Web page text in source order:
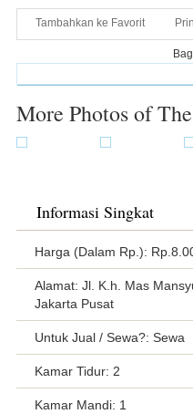
Tambahkan ke Favorit
More Photos of
Informasi Singkat
Harga (Dalam Rp.):
Alamat: Jl. K.h. Mas
Jakarta Pusat
Untuk Jual / Sewa?: Sewa
Kamar Tidur: 2
Kamar Mandi: 1